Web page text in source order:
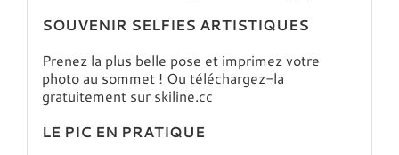
SOUVENIR SELFIES ARTISTIQUES
Prenez la plus belle pose et imprimez votre
photo au sommet ! Ou téléchargez-la
gratuitement sur skiline.cc
LE PIC EN PRATIQUE